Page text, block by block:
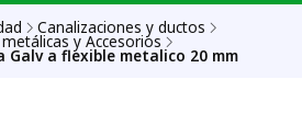
Canalizaciones y ductos
y Accesorios
a flexible metalico 20 mm